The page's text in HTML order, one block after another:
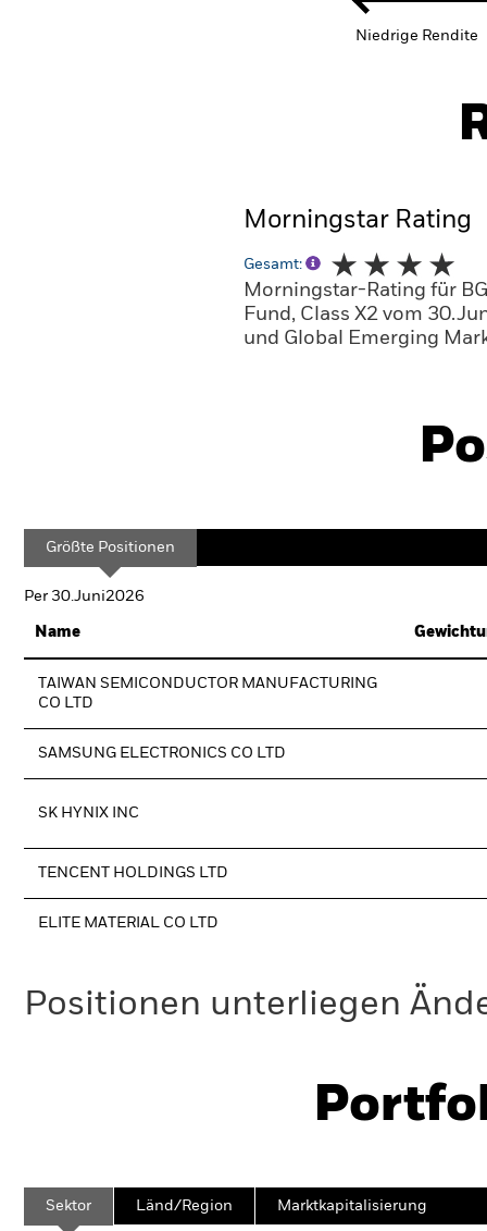
Niedrige Rendite
Morningstar Rating
Gesamt:
Morningstar-Rating für
Fund, Class X2 vom
und Global Emerging
Größte Positionen
Per 30.Juni2026
Name
TAIWAN SEMICONDUCTOR MANUFACTURING
CO LTD
SAMSUNG ELECTRONICS CO LTD
SK HYNIX INC
TENCENT HOLDINGS LTD
ELITE MATERIAL CO LTD
Positionen unterliegen
Sektor Länd/Region Marktkapitalisierung